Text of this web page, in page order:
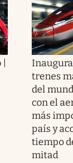
|
trenes
del
con el
más
país y
tiempo
mitad